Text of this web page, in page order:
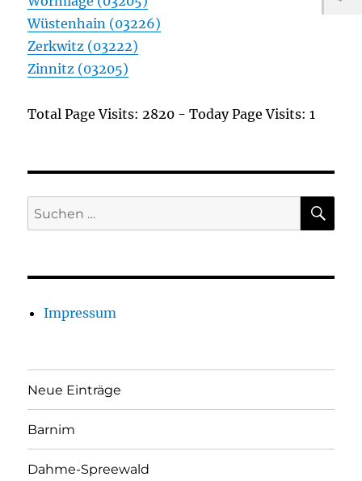
Wüstenhain (03226)
Zerkwitz (03222)
Zinnitz (03205)
Total Page Visits: 2820 - Today Page Visits: 1
Suchen
nach:
Impressum
Neue Einträge
Barnim
Dahme-Spreewald